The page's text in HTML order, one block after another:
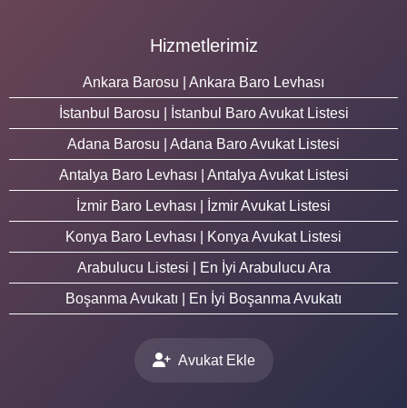
Hizmetlerimiz
Ankara Barosu | Ankara Baro Levhası
İstanbul Barosu | İstanbul Baro Avukat Listesi
Adana Barosu | Adana Baro Avukat Listesi
Antalya Baro Levhası | Antalya Avukat Listesi
İzmir Baro Levhası | İzmir Avukat Listesi
Konya Baro Levhası | Konya Avukat Listesi
Arabulucu Listesi | En İyi Arabulucu Ara
Boşanma Avukatı | En İyi Boşanma Avukatı
Avukat Ekle